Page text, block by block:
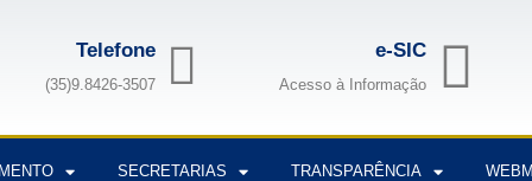
Telefone
(35)9.8426-3507
e-SIC
Acesso à Informação
SECRETARIAS TRANSPARÊNCIA